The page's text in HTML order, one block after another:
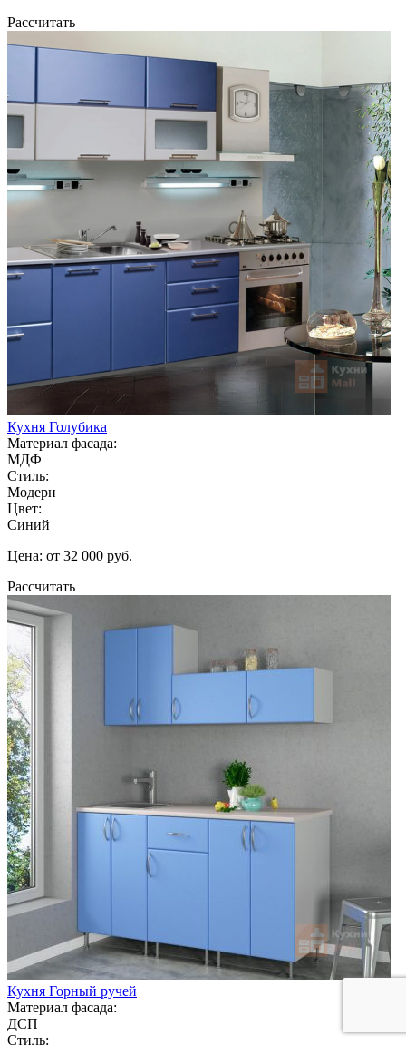
Рассчитать
Кухня Голубика
Материал фасада:
МДФ
Стиль:
Модерн
Цвет:
Синий
Цена: от 32 000 руб.
Рассчитать
Кухня Горный ручей
Материал фасада:
ДСП
Стиль: